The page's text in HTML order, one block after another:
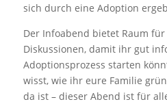
sich durch eine Adoption
Der Infoabend bietet Raum
Diskussionen, damit ihr gut
Adoptionsprozess starten
wisst, wie ihr eure Familie
da ist – dieser Abend ist für